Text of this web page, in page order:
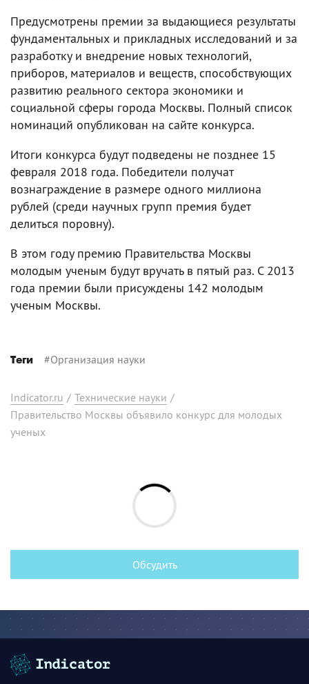
Предусмотрены премии за выдающиеся результаты
фундаментальных и прикладных исследований и за
разработку и внедрение новых технологий,
приборов, материалов и веществ, способствующих
развитию реального сектора экономики и
социальной сферы города Москвы. Полный список
номинаций опубликован на сайте конкурса.
Итоги конкурса будут подведены не позднее 15
февраля 2018 года. Победители получат
вознаграждение в размере одного миллиона
рублей (среди научных групп премия будет
делиться поровну).
В этом году премию Правительства Москвы
молодым ученым будут вручать в пятый раз. С 2013
года премии были присуждены 142 молодым
ученым Москвы.
Теги #Организация науки
Indicator.ru / Технические науки /
Правительство Москвы объявило конкурс для молодых
ученых
Обсудить